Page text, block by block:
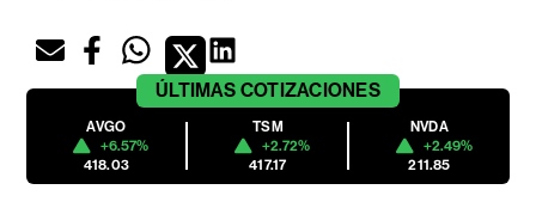
ÚLTIMAS COTIZACIONES
AVGO
+6.57%
418.03
TSM
+2.72%
417.17
NVDA
+2.49%
211.85